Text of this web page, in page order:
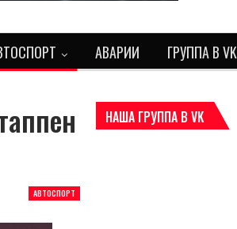
АВАРИИ ГРУППА В VK
АВТОСПОРТ
НАША ГРУППА В VK